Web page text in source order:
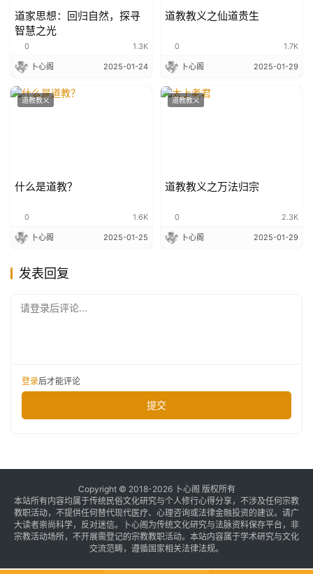
道家思想：回归自然，探寻
智慧之光
0 1.3K
卜心阁 2025-01-24
道教教义之仙道贵生
0 1.7K
卜心阁 2025-01-29
道教教义
什么是道教？
0 1.6K
卜心阁 2025-01-25
道教教义
道教教义之万法归宗
0 2.3K
卜心阁 2025-01-29
发表回复
请登录后评论...
登录后才能评论
提交
Copyright © 2018-2026 卜心阁 版权所有
本站所有内容均属于传统民俗文化研究与个人修行心得分享，不涉及任何宗教
教职活动，不提供任何替代现代医疗、心理咨询或法律金融投资的建议。请广
大读者崇尚科学，反对迷信。卜心阁为传统文化研究与法脉资料保存平台，非
宗教活动场所，不开展需登记的宗教教职活动。本站内容属于学术研究与文化
交流范畴，遵循国家相关法律法规。